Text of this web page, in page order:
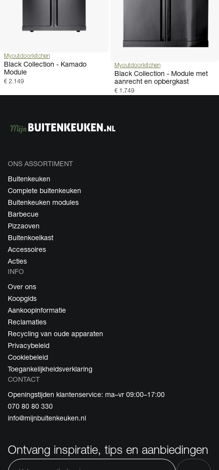
Myoutdoorkitchen
Black Collection - Kamado
Module
€ 2.149
Myoutdoorkitchen
Black Collection - Module met
aanrecht en opbergkast
€ 1.749
ONS ASSORTIMENT
Buitenkeuken
Complete buitenkeuken
Buitenkeuken modules
Barbecue
Pizzaoven
Buitenkoelkast
Accessoires
Acties
INFO
Over ons
Koopgids
Aankoopinformatie
Reclamaties
Recycling van oude apparaten
Privacybeleid
Cookiebeleid
Toegankelijkheidsverklaring
CONTACT
Openingstijden klantenservice: ma–vr 09:00–17:00
070 80 80 330
info@mijnbuitenkeuken.nl
Ontvang inspiratie, tips en aanbiedingen